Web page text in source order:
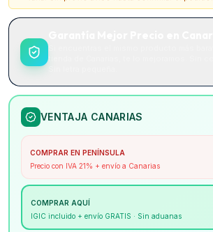
VENTAJA CANARIAS
COMPRAR EN PENÍNSULA
Precio con IVA 21% + envío a Canarias
COMPRAR AQUÍ
IGIC incluido + envío GRATIS · Sin aduanas